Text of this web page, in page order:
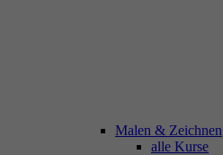
Malen & Zeichnen
alle Kurse